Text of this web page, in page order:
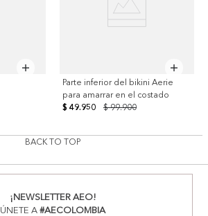
Parte inferior del bikini Aerie
para amarrar en el costado
$ 99.900
$ 49.950
BACK TO TOP
¡NEWSLETTER AEO!
ÚNETE A#AECOLOMBIA